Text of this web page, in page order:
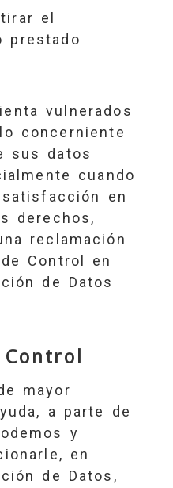
el
prestado
vulnerados
concerniente
sus datos
cuando
en
derechos,
reclamación
Control en
de Datos
mayor
a parte de
y
en
de Datos,